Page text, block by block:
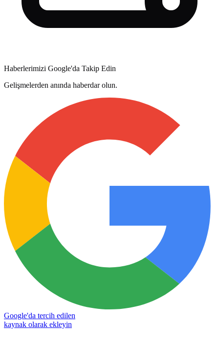
Haberlerimizi Google'da Takip Edin
Gelişmelerden anında haberdar olun.
Google'da tercih edilen
kaynak olarak ekleyin